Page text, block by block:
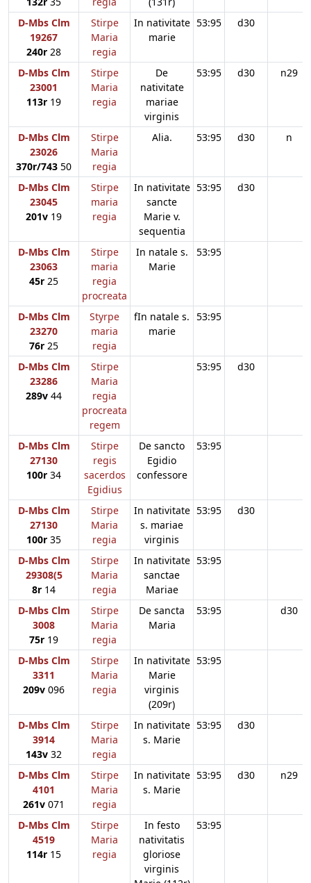
D-Mbs Clm
19267
240r 28
Stirpe
Maria
regia
In nativitate
marie
53:95 d30
D-Mbs Clm
23001
113r 19
Stirpe
Maria
regia
De
nativitate
mariae
virginis
53:95 d30 n29
D-Mbs Clm
23026
370r/743 50
Stirpe
Maria
regia
Alia. 53:95 d30 n
D-Mbs Clm
23045
201v 19
Stirpe
maria
regia
In nativitate
sancte
Marie v.
sequentia
53:95 d30
D-Mbs Clm
23063
45r 25
Stirpe
maria
regia
procreata
In natale s.
Marie
53:95
D-Mbs Clm
23270
76r 25
Styrpe
maria
regia
fIn natale s.
marie
53:95
D-Mbs Clm
23286
289v 44
Stirpe
Maria
regia
procreata
regem
53:95 d30
D-Mbs Clm
27130
100r 34
Stirpe
regis
sacerdos
Egidius
De sancto
Egidio
confessore
53:95
D-Mbs Clm
27130
100r 35
Stirpe
Maria
regia
In nativitate
s. mariae
virginis
53:95 d30
D-Mbs Clm
29308(5
8r 14
Stirpe
Maria
regia
In nativitate
sanctae
Mariae
53:95
D-Mbs Clm
3008
75r 19
Stirpe
Maria
regia
De sancta
Maria
53:95 d30
D-Mbs Clm
3311
209v 096
Stirpe
Maria
regia
In nativitate
Marie
virginis
(209r)
53:95
D-Mbs Clm
3914
143v 32
Stirpe
Maria
regia
In nativitate
s. Marie
53:95 d30
D-Mbs Clm
4101
261v 071
Stirpe
Maria
regia
In nativitate
s. Marie
53:95 d30 n29
D-Mbs Clm
4519
114r 15
Stirpe
Maria
regia
In festo
nativitatis
gloriose
virginis
53:95